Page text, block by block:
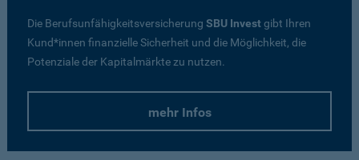
Die Berufsunfähigkeitsversicherung SBU Investgibt Ihren
Kund*innen finanzielle Sicherheit und die Möglichkeit, die
Potenziale der Kapitalmärkte zu nutzen.
mehr Infos